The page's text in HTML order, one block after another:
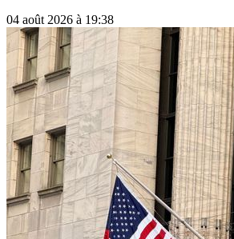
04 août 2026 à 19:38